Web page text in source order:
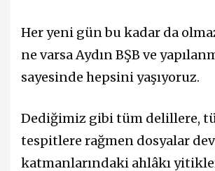
Her yeni gün bu kadar da
ne varsa Aydın BŞB ve
sayesinde hepsini yaşıyoruz.
Dediğimiz gibi tüm delillere,
tespitlere rağmen dosyalar
katmanlarındaki ahlâkı